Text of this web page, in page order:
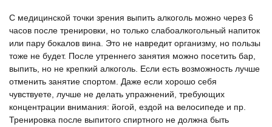
С медицинской точки зрения выпить алкоголь можно через 6
часов после тренировки, но только слабоалкогольный напиток
или пару бокалов вина. Это не навредит организму, но пользы
тоже не будет. После утреннего занятия можно посетить бар,
выпить, но не крепкий алкоголь. Если есть возможность лучше
отменить занятие спортом. Даже если хорошо себя
чувствуете, лучше не делать упражнений, требующих
концентрации внимания: йогой, ездой на велосипеде и пр.
Тренировка после выпитого спиртного не должна быть